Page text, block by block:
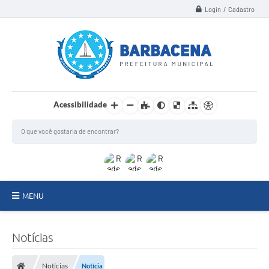
Login / Cadastro
Acessibilidade
MENU
Notícias
Notícias Notícia